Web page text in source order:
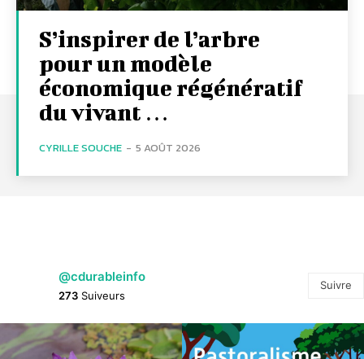
S’inspirer de l’arbre
pour un modèle
économique régénératif
du vivant …
CYRILLE SOUCHE - 5 AOÛT 2026
@cdurableinfo
273 Suiveurs
Suivre